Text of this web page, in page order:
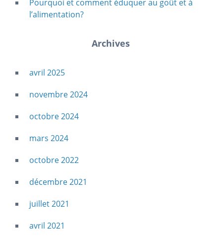
Pourquoi et comment éduquer au goût et à
l’alimentation?
Archives
avril 2025
novembre 2024
octobre 2024
mars 2024
octobre 2022
décembre 2021
juillet 2021
avril 2021